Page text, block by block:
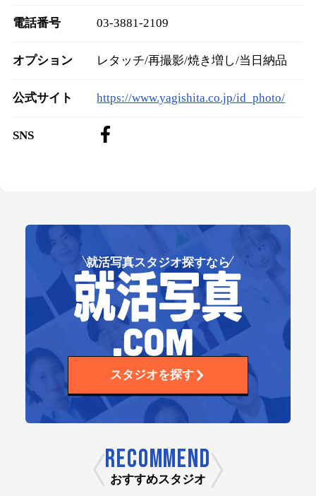
電話番号 03-3881-2109
オプション レタッチ/再撮影/焼き増し/当日納品
公式サイト https://www.yagishita.co.jp/id_photo/
SNS
就活写真スタジオ探すなら
スタジオを探す
RECOMMEND
おすすめスタジオ